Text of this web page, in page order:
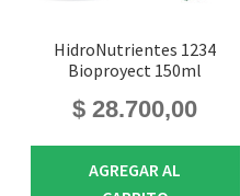
HidroNutrientes 1234
Bioproyect 150ml
$ 28.700,00
AGREGAR AL